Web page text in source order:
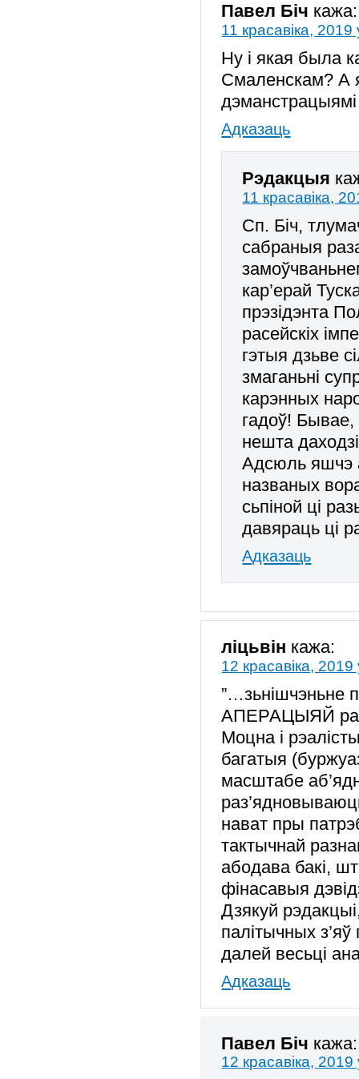
Павел Біч кажа:
11 красавіка,
Ну і якая была
Смаленскам? А
Адказаць
Рэдакцыя
11 красавіка,
Сп. Біч,
сабраныя
кар’ерай
прэзідэнта
расейскіх
гэтыя дзьве
змаганьні
карэнных
гадоў! Бывае,
нешта
Адсюль яшчэ
названых
сьпіной ці
давяраць ці
Адказаць
ліцьвін кажа:
12 красавіка,
АПЕРАЦЫЯЙ
Моцна і
багатыя
масштабе
нават пры
тактычнай
абодава бакі,
фінасавыя
Дзякуй
палітычных
далей весьці
Адказаць
Павел Біч кажа:
12 красавіка,